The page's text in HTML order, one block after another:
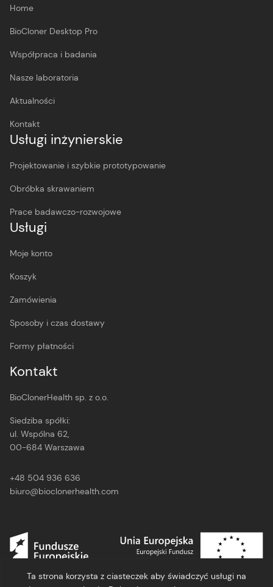
Ta strona korzysta z ciasteczek aby świadczyć usługi na
Home
BioCloner Desktop Pro
Współpraca i badania
Nasze laboratoria
Aktualności
Kontakt
Usługi inżynierskie
Projektowanie i szybkie prototypowanie
Obróbka skrawaniem
Prace badawczo-rozwojowe
Usługi
Moje konto
Koszyk
Zamówienia
Sposoby i czas dostawy
Formy płatności
Kontakt
BioClonerHealth sp. z o.o.
Siedziba spółki:
ul. Wspólna 62,
00-684 Warszawa
+48 504 936 636
biuro@bioclonerhealth.com